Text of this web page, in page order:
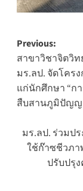
Post
Previous:
สาขาวิชาจิตวิ
มร.ลป. จัดโคร
แก่นักศึกษา “ก
สืบสานภูมิปัญญ
มร.ลป. ร่วมป
ใช้ก๊าซชีวภา
ปรับปรุ